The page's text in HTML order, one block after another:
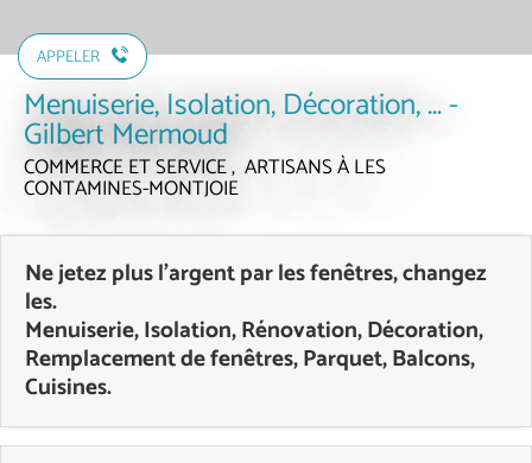
APPELER
Menuiserie, Isolation, Décoration, ... -
Gilbert Mermoud
COMMERCE ET SERVICE , ARTISANSÀ LES
CONTAMINES-MONTJOIE
Ne jetez plus l'argent par les fenêtres, changez
les.
Menuiserie, Isolation, Rénovation, Décoration,
Remplacement de fenêtres, Parquet, Balcons,
Cuisines.